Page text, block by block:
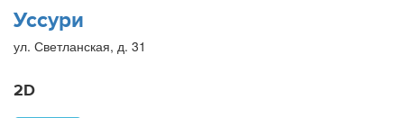
Уссури
ул. Светланская, д. 31
2D